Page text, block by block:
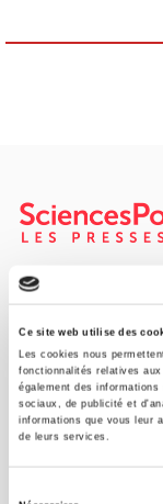
Ce site web utilise des
Les cookies nous
fonctionnalités relatives
également des
sociaux, de publicité et
informations que vous leur
de leurs services.
SCIENCES PO
original research,
help public and
CONTACTS
FOREIGN RIGHTS
FOR BOOKSHOPS